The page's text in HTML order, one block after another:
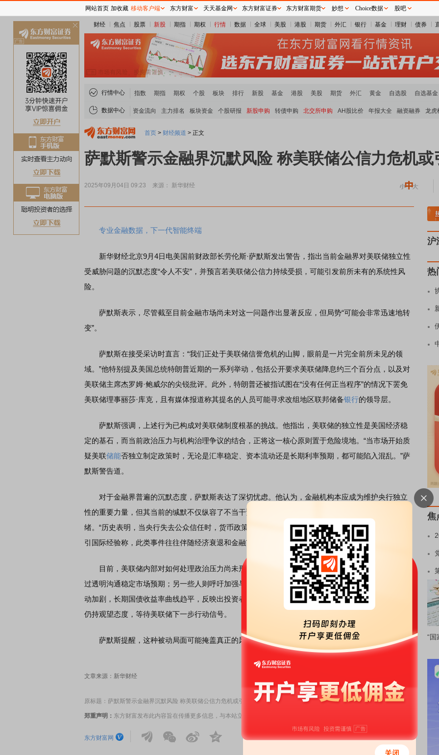
财经 焦点 股票 新股 期指 期权 行情 数据 全球 美股 港股 期货 外汇 银行 基金 理财 债券
行情中心 指数 期指 期权 个股 板块 排行 新股 基金 港股 美股 期货 外汇 黄金 自选股 自选基金
数据中心 资金流向 主力排名 板块资金 个股研报 新股申购 转债申购 北交所申购 AH股比价 年报大全 融资融券 龙虎
首页 > 财经频道 > 正文
萨默斯警示金融界沉默风险 称美联储公信力危机
2025年09月04日 09:23 来源： 新华财经
专业金融数据，下一代智能终端
新华财经北京9月4日电美国前财政部长劳伦斯·萨默斯发出警告，指出当前金融界对美联储独立性
受威胁问题的沉默态度“令人不安”，并预言若美联储公信力持续受损，可能引发前所未有的系统性风
险。
萨默斯表示，尽管截至目前金融市场尚未对这一问题作出显著反应，但局势“可能会非常迅速地转
变”。
萨默斯在接受采访时直言：“我们正处于美联储信誉危机的山脚，眼前是一片完全前所未见的领
域。”他特别提及美国总统特朗普近期的一系列举动，包括公开要求美联储降息约三个百分点，以及对
美联储主席杰罗姆·鲍威尔的尖锐批评。此外，特朗普还被指试图在“没有任何正当程序”的情况下罢免
美联储理事丽莎·库克，且有媒体报道称其提名的人员可能寻求改组地区联邦储备银行的领导层。
萨默斯强调，上述行为已构成对美联储制度根基的挑战。他指出，美联储的独立性是美国经济稳
定的基石，而当前政治压力与机构治理争议的结合，正将这一核心原则置于危险境地。“当市场开始质
疑美联储能否独立制定政策时，无论是汇率稳定、资本流动还是长期利率预期，都可能陷入混乱。”萨
默斯警告道。
对于金融界普遍的沉默态度，萨默斯表达了深切忧虑。他认为，金融机构本应成为维护央行独立
性的重要力量，但其当前的缄默不仅纵容了不当干预，也可能在未来危机爆发时加剧市场的恐慌情
绪。“历史表明，当央行失去公众信任时，货币政策的效果将大打折扣，甚至可能适得其反。”萨默斯援
引国际经验称，此类事件往往伴随经济衰退和金融市场剧烈波动。
目前，美联储内部对如何处理政治压力尚未形成统一声音。部分官员坚持技术官僚传统，主张通
过透明沟通稳定市场预期；另一些人则呼吁加强与政府的协调合作。市场数据显示，近期美元指数波
动加剧，长期国债收益率曲线趋平，反映出投资者对政策不确定性的担忧。尽管如此，多数金融机构
仍持观望态度，等待美联储下一步行动信号。
萨默斯提醒，这种被动局面可能掩盖真正的风险积累，一旦触发临界点，后果将难以预料。
文章来源：新华财经
原标题：萨默斯警示金融界沉默风险 称美联储公信力危机或引发系统性动荡
郑重声明： 东方财富发布此内容旨在传播更多信息，与本站立场无关，不构成投资建议。据此操作，风险自担。
东方财富网
重要
沪
热
焦
“国
网站首页 加收藏 移动客户端 东方财富 天天基金网 东方财富证券 东方财富期货 妙想 Choice数据 股吧
关